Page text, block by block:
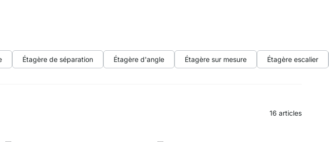
Étagère de séparation Étagère d'angle Étagère sur mesure Étagère escalier
16 articles